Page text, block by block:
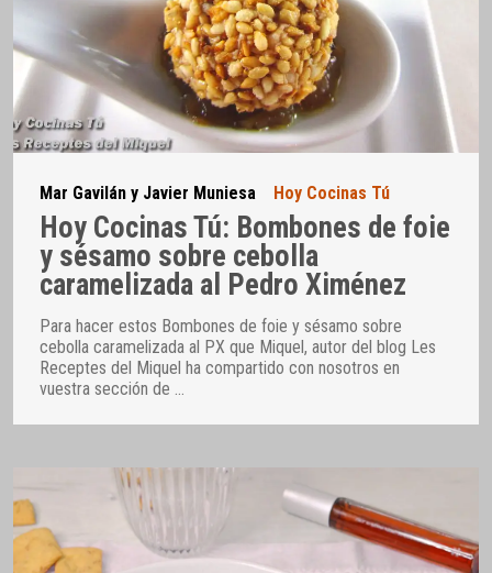
Mar Gavilán y Javier Muniesa Hoy Cocinas Tú
Hoy Cocinas Tú: Bombones de foie
y sésamo sobre cebolla
caramelizada al Pedro Ximénez
Para hacer estos Bombones de foie y sésamo sobre
cebolla caramelizada al PX que Miquel, autor del blog Les
Receptes del Miquel ha compartido con nosotros en
vuestra sección de